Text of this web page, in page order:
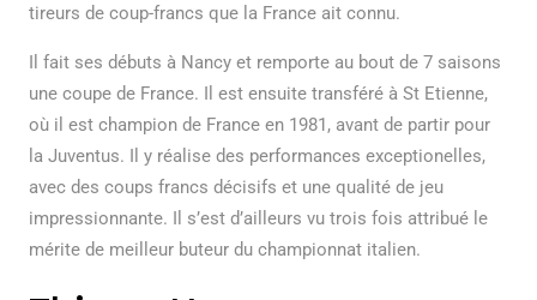
tireurs de coup-francs que la France ait connu.
Il fait ses débuts à Nancy et remporte au bout de 7 saisons
une coupe de France. Il est ensuite transféré à St Etienne,
où il est champion de France en 1981, avant de partir pour
la Juventus. Il y réalise des performances exceptionelles,
avec des coups francs décisifs et une qualité de jeu
impressionnante. Il s’est d’ailleurs vu trois fois attribué le
mérite de meilleur buteur du championnat italien.